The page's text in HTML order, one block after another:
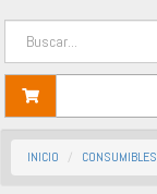
INICIO CONSUMIBLES